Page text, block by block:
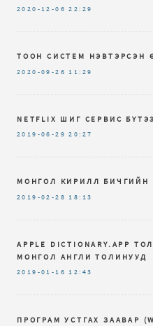
2020-12-06 22:29
ТООН СИСТЕМ НЭВТЭРСЭН
2020-09-26 11:29
NETFLIX ШИГ СЕРВИС
2019-06-29 20:27
МОНГОЛ КИРИЛЛ БИЧГИЙН
2019-02-28 18:13
APPLE DICTIONARY.APP
МОНГОЛ АНГЛИ ТОЛИНУУД
2019-01-16 12:43
ПРОГРАМ УСТГАХ ЗААВАР